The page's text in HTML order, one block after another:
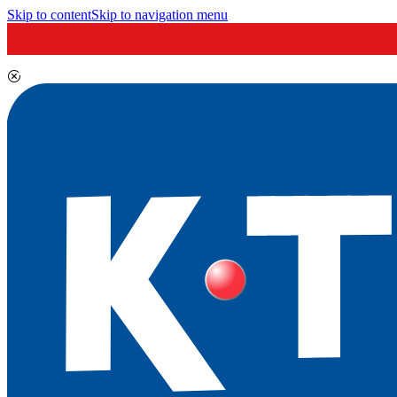
Skip to contentSkip to navigation menu